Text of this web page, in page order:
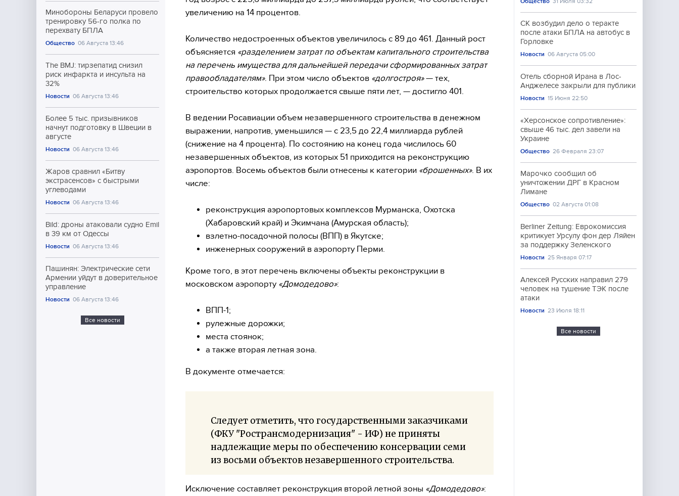
Минобороны Беларуси провело
тренировку 56-го полка по
перехвату БПЛА
Общество 06 Августа 13:46
The BMJ: тирзепатид снизил
риск инфаркта и инсульта на
32%
Новости 06 Августа 13:46
Более 5 тыс. призывников
начнут подготовку в Швеции в
августе
Новости 06 Августа 13:46
Жаров сравнил «Битву
экстрасенсов» с быстрыми
углеводами
Новости 06 Августа 13:46
Bild: дроны атаковали судно Emil
в 39 км от Одессы
Новости 06 Августа 13:46
Пашинян: Электрические сети
Армении уйдут в доверительное
управление
Новости 06 Августа 13:46
Все новости
увеличению на 14 процентов.
Количество недостроенных объектов увеличилось с 89 до 461. Данный рост
объясняется «разделением затрат по объектам капитального строительства
на перечень имущества для дальнейшей передачи сформированных затрат
правообладателям». При этом число объектов «долгостроя»— тех,
строительство которых продолжается свыше пяти лет, — достигло 401.
В ведении Росавиации объем незавершенного строительства в денежном
выражении, напротив, уменьшился — с 23,5 до 22,4 миллиарда рублей
(снижение на 4 процента). По состоянию на конец года числилось 60
незавершенных объектов, из которых 51 приходится на реконструкцию
аэропортов. Восемь объектов были отнесены к категории «брошенных». В их
числе:
реконструкция аэропортовых комплексов Мурманска, Охотска
(Хабаровский край) и Экимчана (Амурская область);
взлетно-посадочной полосы (ВПП) в Якутске;
инженерных сооружений в аэропорту Перми.
Кроме того, в этот перечень включены объекты реконструкции в
московском аэропорту «Домодедово»:
ВПП-1;
рулежные дорожки;
места стоянок;
а также вторая летная зона.
В документе отмечается:
Следует отметить, что государственными заказчиками
(ФКУ "Ространсмодернизация" - ИФ) не приняты
надлежащие меры по обеспечению консервации семи
из восьми объектов незавершенного строительства.
Исключение составляет реконструкция второй летной зоны «Домодедово»:
СК возбудил дело о теракте
после атаки БПЛА на автобус в
Горловке
Новости 06 Августа 05:00
Отель сборной Ирана в Лос-
Анджелесе закрыли для публики
Новости 15 Июня 22:50
«Херсонское сопротивление»:
свыше 46 тыс. дел завели на
Украине
Общество 26 Февраля 23:07
Марочко сообщил об
уничтожении ДРГ в Красном
Лимане
Общество 02 Августа 01:08
Berliner Zeitung: Еврокомиссия
критикует Урсулу фон дер Ляйен
за поддержку Зеленского
Новости 25 Января 07:17
Алексей Русских направил 279
человек на тушение ТЭК после
атаки
Новости 23 Июля 18:11
Все новости